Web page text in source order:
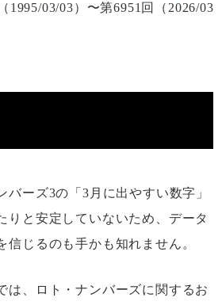
1995/03/03）〜第6951回（2026/03/
バーズ3の「3月に出やすい数字」
りと安定していないため、データ
信じるのも手かも知れません。
は、ロト・ナンバーズに関するお